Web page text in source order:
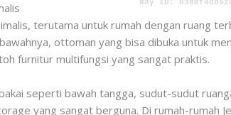
terutama untuk rumah dengan ruang
ottoman yang bisa dibuka untuk
furnitur multifungsi yang sangat praktis.
seperti bawah tangga, sudut-sudut
yang sangat berguna. Di rumah-rumah